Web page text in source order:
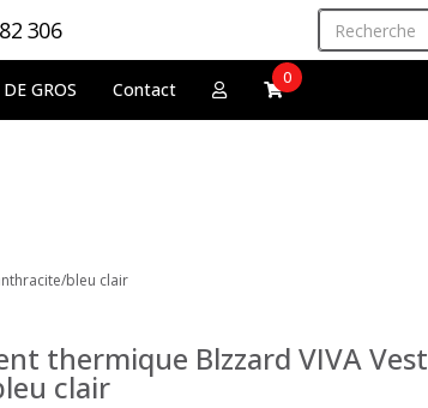
306
DE GROS Contact
0
bleu clair
thermique Blzzard VIVA Vest
clair